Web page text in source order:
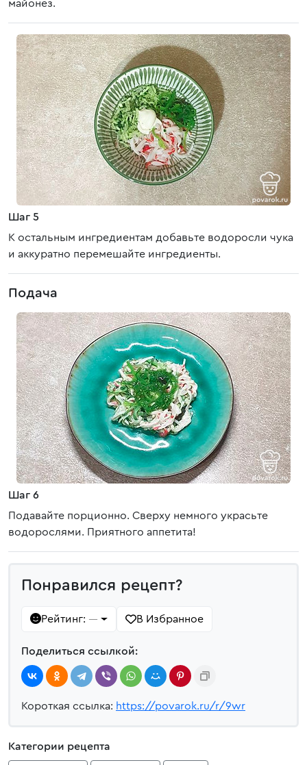
майонез.
Шаг 5
К остальным ингредиентам добавьте водоросли чука
и аккуратно перемешайте ингредиенты.
Подача
Шаг 6
Подавайте порционно. Сверху немного украсьте
водорослями. Приятного аппетита!
Понравился рецепт?
Рейтинг: — В Избранное
Поделиться ссылкой:
Короткая ссылка: https://povarok.ru/r/9wr
Категории рецепта